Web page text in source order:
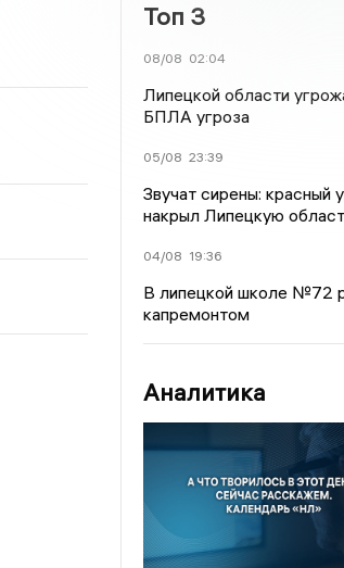
Топ 3
08/08 02:04
Липецкой области
БПЛА угроза
05/08 23:39
Звучат сирены:
накрыл Липецкую
04/08 19:36
В липецкой школе №72
капремонтом
Аналитика